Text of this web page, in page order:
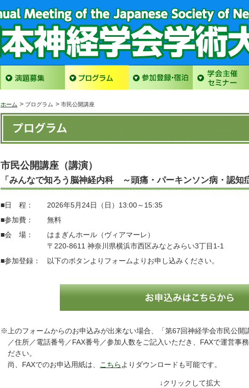
ホーム プログラム 市民公開講座
市民公開講座（講演）
「みんなで知ろう脳神経内科 ～頭痛・パーキンソン病・認知
■日 程：
2026年5月24日（日）13:00～15:35
■参加費：
無料
■会 場：
はまぎんホール（ヴィアマーレ）
〒220-8611 神奈川県横浜市西区みなとみらい3丁目1-1
■参加登録：
以下のボタンよりフォームよりお申し込みください。
※上のフォームからのお申込みが出来ない場合、「第67回神経学会市民公
／住所／電話番号／FAX番号／参加人数をご記入いただき、FAXで運営事
ださい。
尚、FAXでのお申込用紙は、 こちらよりダウンロードも可能です。
↓クリックして拡大